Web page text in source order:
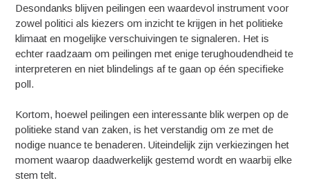
Desondanks blijven peilingen een waardevol instrument voor
zowel politici als kiezers om inzicht te krijgen in het politieke
klimaat en mogelijke verschuivingen te signaleren. Het is
echter raadzaam om peilingen met enige terughoudendheid te
interpreteren en niet blindelings af te gaan op één specifieke
poll.
Kortom, hoewel peilingen een interessante blik werpen op de
politieke stand van zaken, is het verstandig om ze met de
nodige nuance te benaderen. Uiteindelijk zijn verkiezingen het
moment waarop daadwerkelijk gestemd wordt en waarbij elke
stem telt.